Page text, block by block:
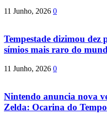
11 Junho, 2026 0
Tempestade dizimou dez
símios mais raro do
11 Junho, 2026 0
Nintendo anuncia nova
Zelda: Ocarina do